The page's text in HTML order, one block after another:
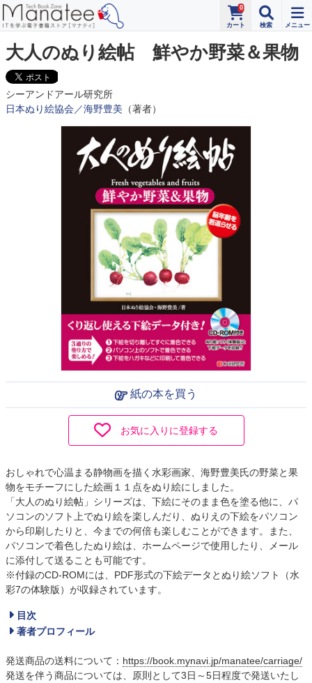
0
大人のぬり絵帖 鮮やか野菜＆果物
シーアンドアール研究所
日本ぬり絵協会／海野豊美 （著者）
紙の本を買う
お気に入りに登録する
おしゃれで心温まる静物画を描く水彩画家、海野豊美氏の野菜と果
物をモチーフにした絵画１１点をぬり絵にしました。
「大人のぬり絵帖」シリーズは、下絵にそのまま色を塗る他に、パ
ソコンのソフト上でぬり絵を楽しんだり、ぬりえの下絵をパソコン
から印刷したりと、今までの何倍も楽しむことができます。また、
パソコンで着色したぬり絵は、ホームページで使用したり、メール
に添付して送ることも可能です。
※付録のCD-ROMには、PDF形式の下絵データとぬり絵ソフト（水
彩7の体験版）が収録されています。
目次
著者プロフィール
発送商品の送料について： https://book.mynavi.jp/manatee/carriage/
発送を伴う商品については、原則として3日～5日程度で発送いたし